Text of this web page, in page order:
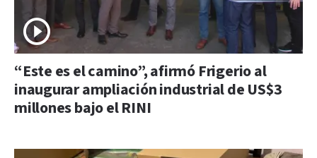
“Este es el camino”, afirmó Frigerio al
inaugurar ampliación industrial de US$3
millones bajo el RINI